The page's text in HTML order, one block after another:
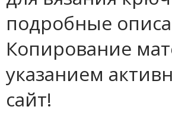
подробные
Копирование
указанием
сайт!